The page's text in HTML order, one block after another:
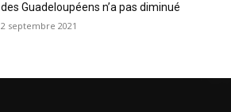
des Guadeloupéens n’a pas diminué
2 septembre 2021